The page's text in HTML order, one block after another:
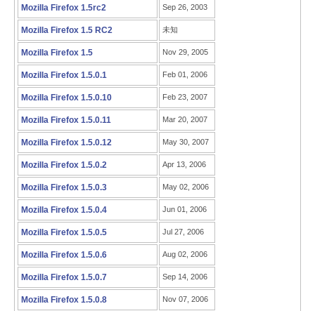
Mozilla Firefox 1.5rc2 Sep 26, 2003
Mozilla Firefox 1.5 RC2 未知
Mozilla Firefox 1.5 Nov 29, 2005
Mozilla Firefox 1.5.0.1 Feb 01, 2006
Mozilla Firefox 1.5.0.10 Feb 23, 2007
Mozilla Firefox 1.5.0.11 Mar 20, 2007
Mozilla Firefox 1.5.0.12 May 30, 2007
Mozilla Firefox 1.5.0.2 Apr 13, 2006
Mozilla Firefox 1.5.0.3 May 02, 2006
Mozilla Firefox 1.5.0.4 Jun 01, 2006
Mozilla Firefox 1.5.0.5 Jul 27, 2006
Mozilla Firefox 1.5.0.6 Aug 02, 2006
Mozilla Firefox 1.5.0.7 Sep 14, 2006
Mozilla Firefox 1.5.0.8 Nov 07, 2006